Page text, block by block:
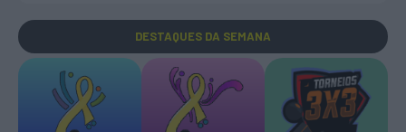
DESTAQUES DA SEMANA